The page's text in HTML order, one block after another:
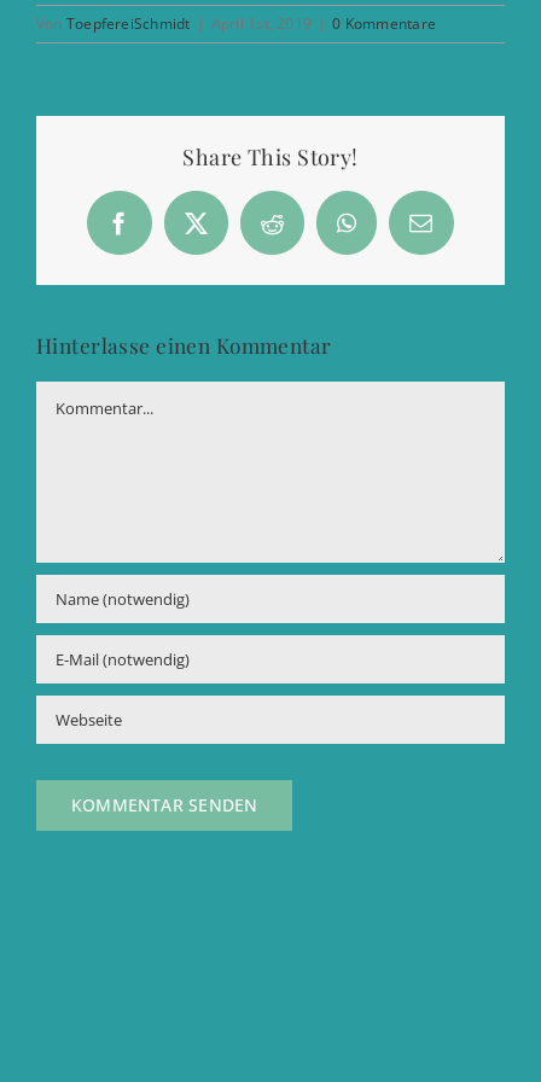
Von ToepfereiSchmidt | April 1st, 2019 | 0 Kommentare
Share This Story!
Facebook
X Reddit WhatsApp
E-
Mail
Hinterlasse einen Kommentar